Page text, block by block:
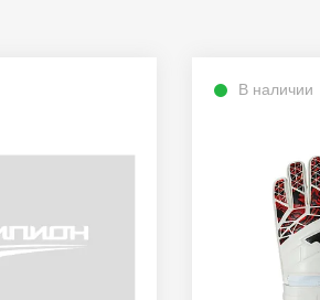
В наличии